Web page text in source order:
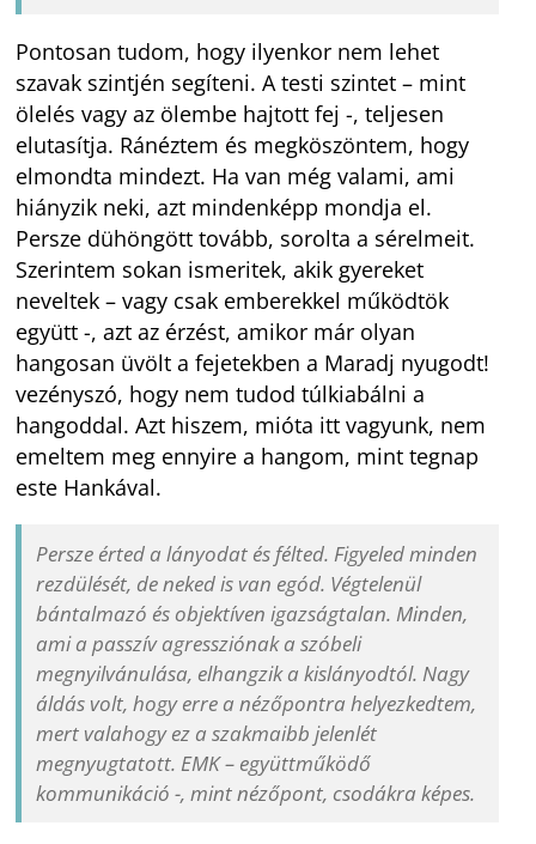
Pontosan tudom, hogy ilyenkor nem lehet
szavak szintjén segíteni. A testi szintet – mint
ölelés vagy az ölembe hajtott fej -, teljesen
elutasítja. Ránéztem és megköszöntem, hogy
elmondta mindezt. Ha van még valami, ami
hiányzik neki, azt mindenképp mondja el.
Persze dühöngött tovább, sorolta a sérelmeit.
Szerintem sokan ismeritek, akik gyereket
neveltek – vagy csak emberekkel működtök
együtt -, azt az érzést, amikor már olyan
hangosan üvölt a fejetekben a Maradj nyugodt!
vezényszó, hogy nem tudod túlkiabálni a
hangoddal. Azt hiszem, mióta itt vagyunk, nem
emeltem meg ennyire a hangom, mint tegnap
este Hankával.
Persze érted a lányodat és félted. Figyeled minden
rezdülését, de neked is van egód. Végtelenül
bántalmazó és objektíven igazságtalan. Minden,
ami a passzív agressziónak a szóbeli
megnyilvánulása, elhangzik a kislányodtól. Nagy
áldás volt, hogy erre a nézőpontra helyezkedtem,
mert valahogy ez a szakmaibb jelenlét
megnyugtatott. EMK – együttműködő
kommunikáció -, mint nézőpont, csodákra képes.